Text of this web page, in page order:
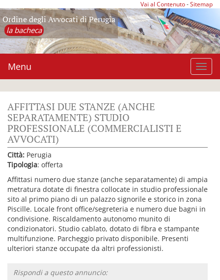
Vai al Contenuto-Sitemap
Ordine degli Avvocati di Perugia
la bacheca
Menu
AFFITTASI DUE STANZE (ANCHE
SEPARATAMENTE) STUDIO
PROFESSIONALE (COMMERCIALISTI E
AVVOCATI)
Città: Perugia
Tipologia: offerta
Affittasi numero due stanze (anche separatamente) di ampia
metratura dotate di finestra collocate in studio professionale
sito al primo piano di un palazzo signorile e storico in zona
Piscille. Locale front office/segreteria e numero due bagni in
condivisione. Riscaldamento autonomo munito di
condizionatori. Studio cablato, dotato di fibra e stampante
multifunzione. Parcheggio privato disponibile. Presenti
ulteriori stanze occupate da altri professionisti.
Rispondi a questo annuncio: